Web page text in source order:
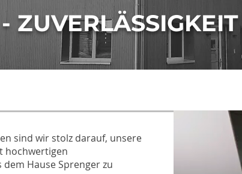
sind wir stolz darauf, unsere
hochwertigen
Hause Sprenger zu